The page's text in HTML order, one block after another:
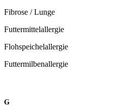
Fibrose / Lunge
Futtermittelallergie
Flohspeichelallergie
Futtermilbenallergie
G